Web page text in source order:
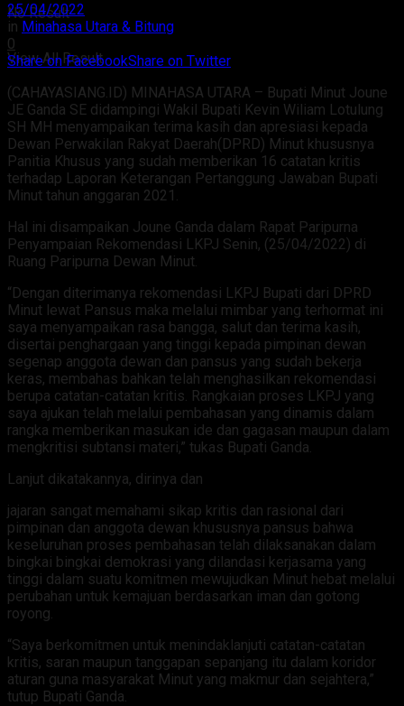
No Result
View All Result
25/04/2022
in Minahasa Utara & Bitung
0
Share on FacebookShare on Twitter
(CAHAYASIANG.ID) MINAHASA UTARA – Bupati Minut Joune
JE Ganda SE didampingi Wakil Bupati Kevin Wiliam Lotulung
SH MH menyampaikan terima kasih dan apresiasi kepada
Dewan Perwakilan Rakyat Daerah(DPRD) Minut khususnya
Panitia Khusus yang sudah memberikan 16 catatan kritis
terhadap Laporan Keterangan Pertanggung Jawaban Bupati
Minut tahun anggaran 2021.
Hal ini disampaikan Joune Ganda dalam Rapat Paripurna
Penyampaian Rekomendasi LKPJ Senin, (25/04/2022) di
Ruang Paripurna Dewan Minut.
“Dengan diterimanya rekomendasi LKPJ Bupati dari DPRD
Minut lewat Pansus maka melalui mimbar yang terhormat ini
saya menyampaikan rasa bangga, salut dan terima kasih,
disertai penghargaan yang tinggi kepada pimpinan dewan
segenap anggota dewan dan pansus yang sudah bekerja
keras, membahas bahkan telah menghasilkan rekomendasi
berupa catatan-catatan kritis. Rangkaian proses LKPJ yang
saya ajukan telah melalui pembahasan yang dinamis dalam
rangka memberikan masukan ide dan gagasan maupun dalam
mengkritisi subtansi materi,” tukas Bupati Ganda.
Lanjut dikatakannya, dirinya dan
jajaran sangat memahami sikap kritis dan rasional dari
pimpinan dan anggota dewan khususnya pansus bahwa
keseluruhan proses pembahasan telah dilaksanakan dalam
bingkai bingkai demokrasi yang dilandasi kerjasama yang
tinggi dalam suatu komitmen mewujudkan Minut hebat melalui
perubahan untuk kemajuan berdasarkan iman dan gotong
royong.
“Saya berkomitmen untuk menindaklanjuti catatan-catatan
kritis, saran maupun tanggapan sepanjang itu dalam koridor
aturan guna masyarakat Minut yang makmur dan sejahtera,”
tutup Bupati Ganda.